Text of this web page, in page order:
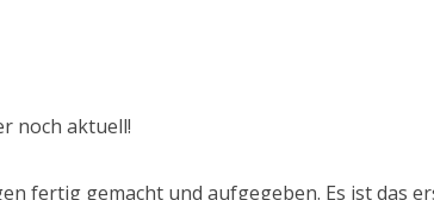
noch aktuell!
fertig gemacht und aufgegeben. Es ist das